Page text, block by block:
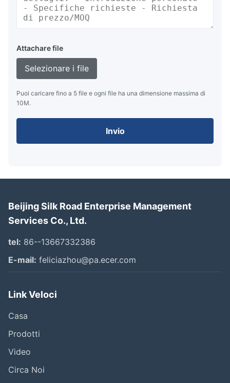
Attachare file
Selezionare i file
Puoi caricare fino a 5 file e ogni file ha una dimensione massima di
10M.
Invio
Beijing Silk Road Enterprise Management
Services Co., Ltd.
tel: 86--13667332386
E-mail: feliciazhou@pa.ecer.com
Link Veloci
Casa
Prodotti
Video
Circa Noi